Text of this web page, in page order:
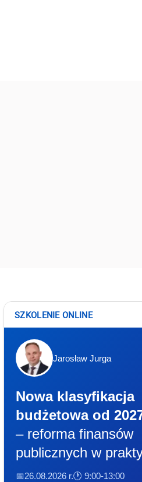
SZKOLENIE ONLINE
Jarosław Jurga
Nowa klasyfikacja
budżetowa od
– reforma finansów
publicznych w
📅26.08.2026 r.🕐 9:00-13:00